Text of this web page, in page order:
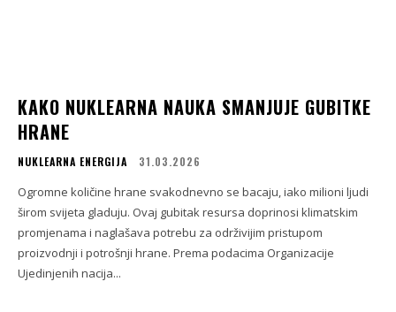
KAKO NUKLEARNA NAUKA SMANJUJE GUBITKE
HRANE
NUKLEARNA ENERGIJA 31.03.2026
Ogromne količine hrane svakodnevno se bacaju, iako milioni ljudi
širom svijeta gladuju. Ovaj gubitak resursa doprinosi klimatskim
promjenama i naglašava potrebu za održivijim pristupom
proizvodnji i potrošnji hrane. Prema podacima Organizacije
Ujedinjenih nacija...